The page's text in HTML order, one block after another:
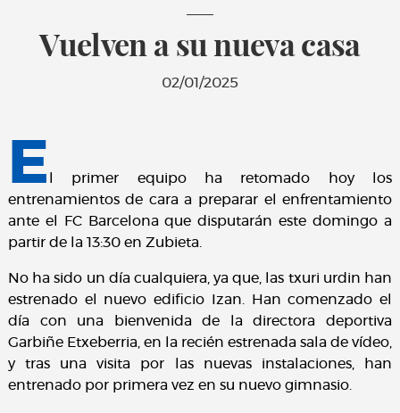
Vuelven a su nueva casa
02/01/2025
E
l primer equipo ha retomado hoy los
entrenamientos de cara a preparar el enfrentamiento
ante el FC Barcelona que disputarán este domingo a
partir de la 13:30 en Zubieta.
No ha sido un día cualquiera, ya que, las txuri urdin han
estrenado el nuevo edificio Izan. Han comenzado el
día con una bienvenida de la directora deportiva
Garbiñe Etxeberria, en la recién estrenada sala de vídeo,
y tras una visita por las nuevas instalaciones, han
entrenado por primera vez en su nuevo gimnasio.